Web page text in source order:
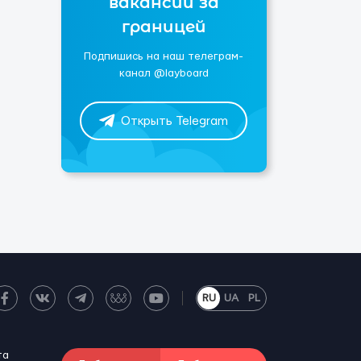
границей
Подпишись на наш телеграм-
канал @layboard
Открыть Telegram
RU UA PL